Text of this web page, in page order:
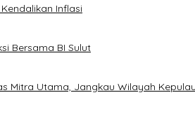
Inflasi
Bersama BI Sulut
Mitra Utama, Jangkau Wilayah